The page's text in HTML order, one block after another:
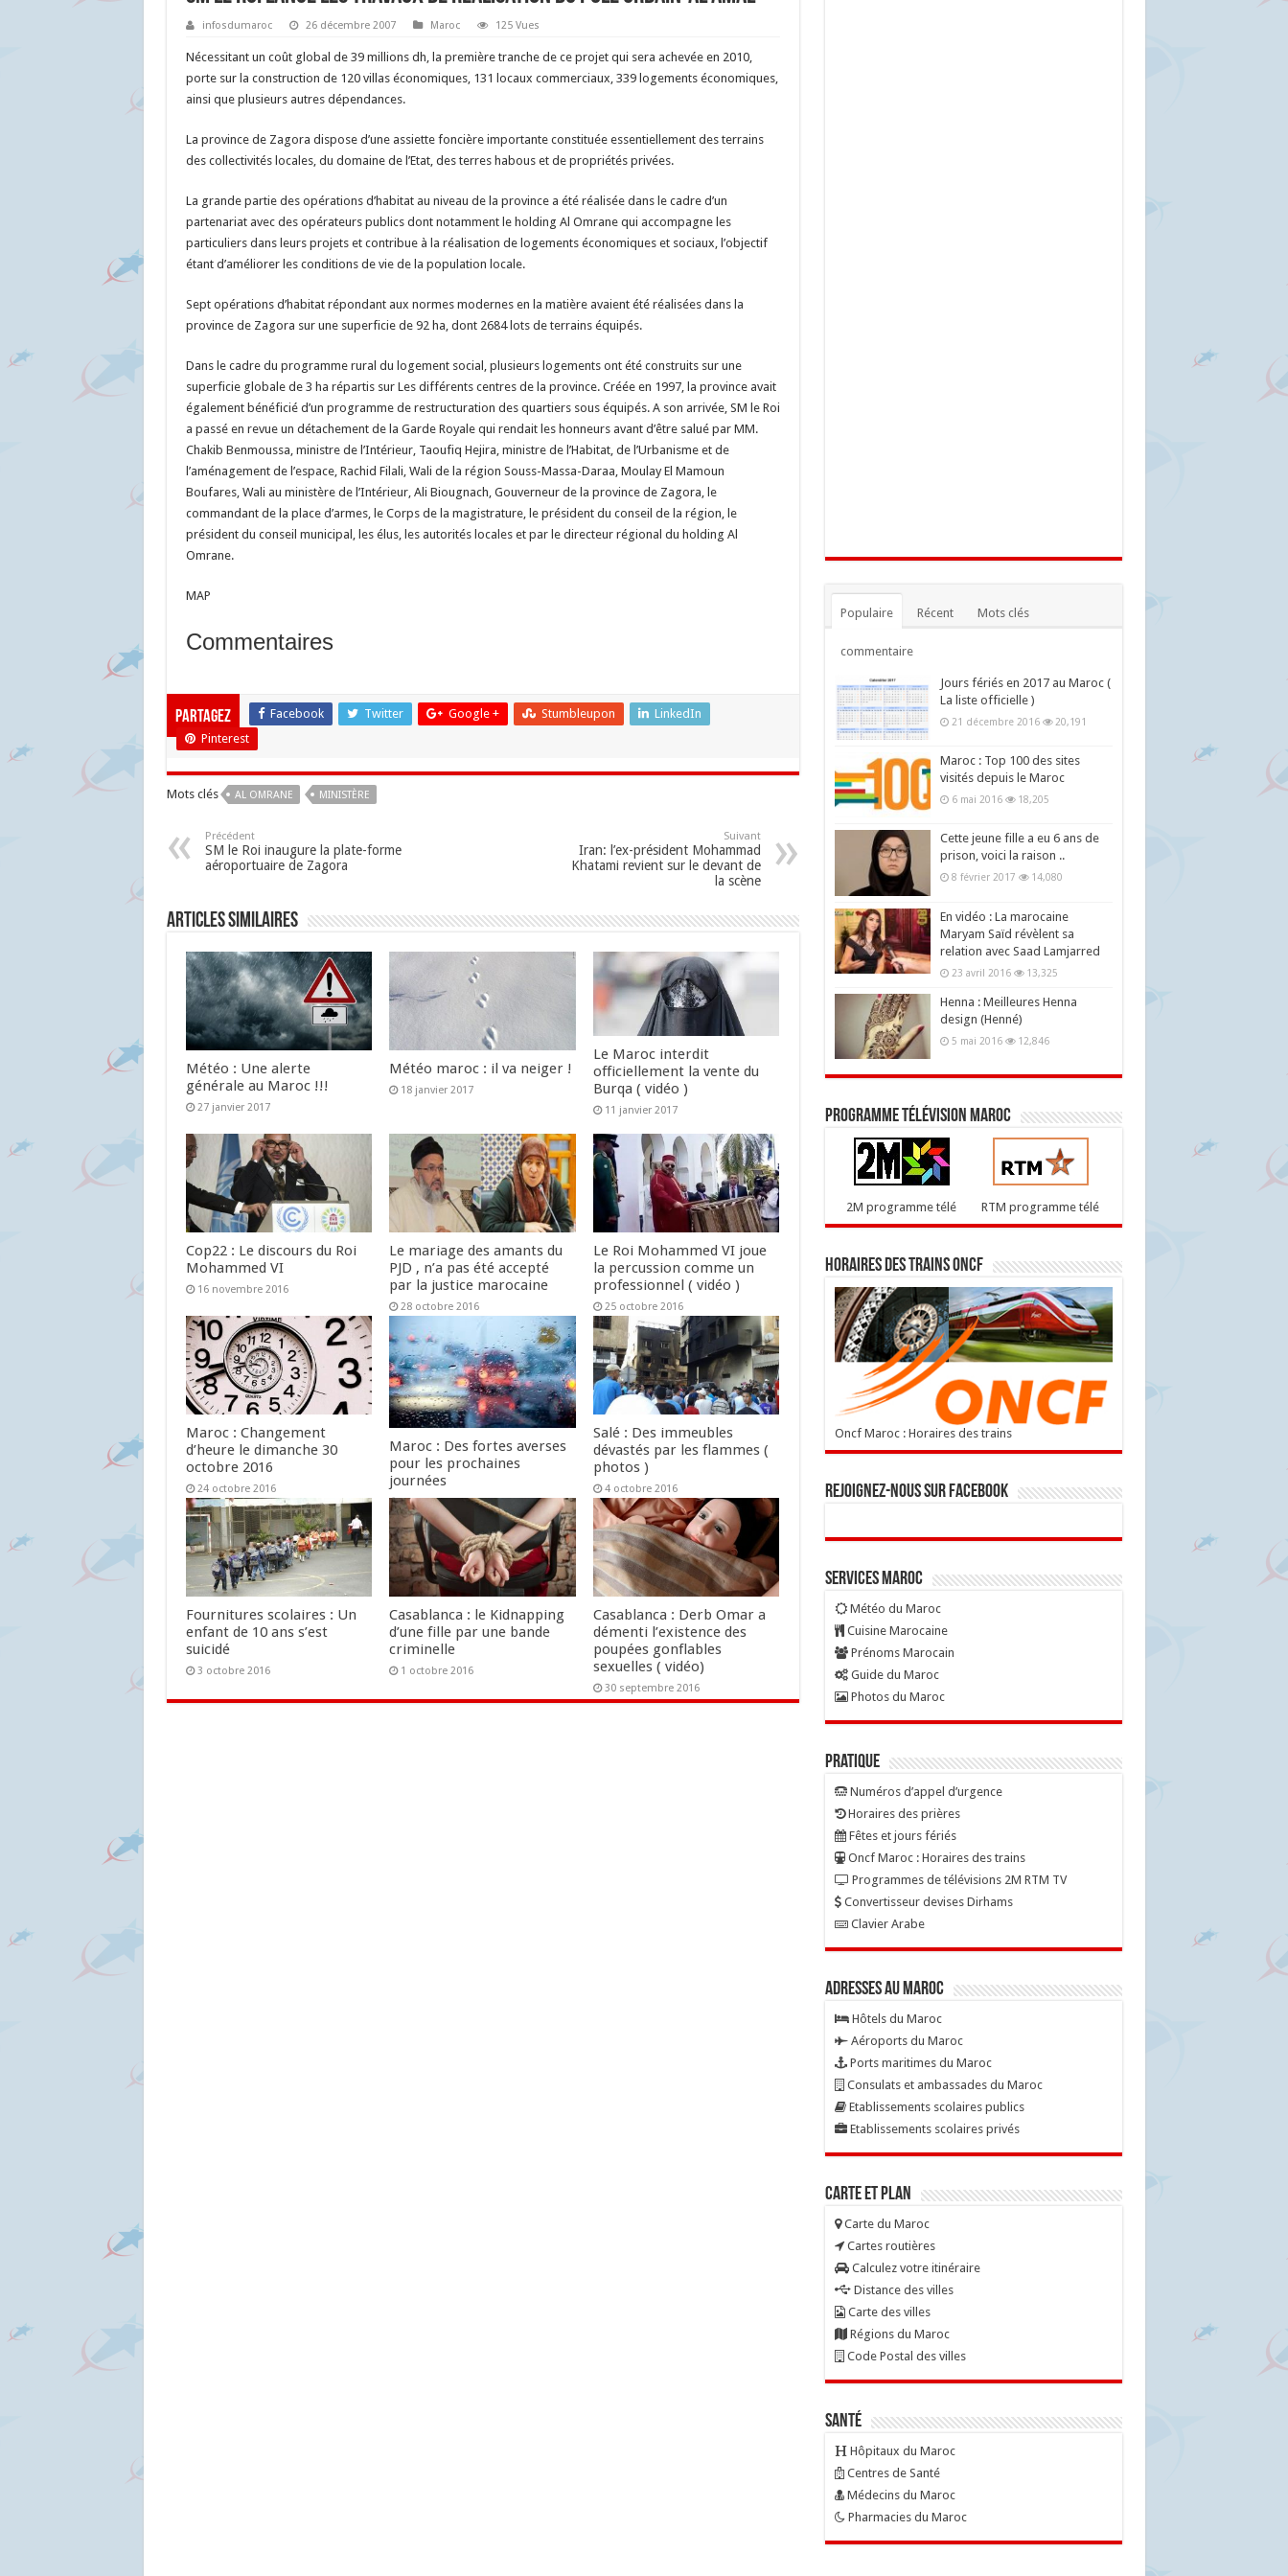
infosdumaroc 26 décembre 2007 Maroc 125 Vues
Nécessitant un coût global de 39 millions dh, la première tranche de ce projet qui sera achevée en 2010,
porte sur la construction de 120 villas économiques, 131 locaux commerciaux, 339 logements économiques,
ainsi que plusieurs autres dépendances.
La province de Zagora dispose d’une assiette foncière importante constituée essentiellement des terrains
des collectivités locales, du domaine de l’Etat, des terres habous et de propriétés privées.
La grande partie des opérations d’habitat au niveau de la province a été réalisée dans le cadre d’un
partenariat avec des opérateurs publics dont notamment le holding Al Omrane qui accompagne les
particuliers dans leurs projets et contribue à la réalisation de logements économiques et sociaux, l’objectif
étant d’améliorer les conditions de vie de la population locale.
Sept opérations d’habitat répondant aux normes modernes en la matière avaient été réalisées dans la
province de Zagora sur une superficie de 92 ha, dont 2684 lots de terrains équipés.
Dans le cadre du programme rural du logement social, plusieurs logements ont été construits sur une
superficie globale de 3 ha répartis sur Les différents centres de la province. Créée en 1997, la province avait
également bénéficié d’un programme de restructuration des quartiers sous équipés. A son arrivée, SM le Roi
a passé en revue un détachement de la Garde Royale qui rendait les honneurs avant d’être salué par MM.
Chakib Benmoussa, ministre de l’Intérieur, Taoufiq Hejira, ministre de l’Habitat, de l’Urbanisme et de
l’aménagement de l’espace, Rachid Filali, Wali de la région Souss-Massa-Daraa, Moulay El Mamoun
Boufares, Wali au ministère de l’Intérieur, Ali Biougnach, Gouverneur de la province de Zagora, le
commandant de la place d’armes, le Corps de la magistrature, le président du conseil de la région, le
président du conseil municipal, les élus, les autorités locales et par le directeur régional du holding Al
Omrane.
MAP
Commentaires
Partagez Facebook Twitter Google + Stumbleupon
LinkedIn
Pinterest
Mots clés AL OMRANE MINISTÈRE
Précédent
SM le Roi inaugure la plate-forme
aéroportuaire de Zagora
Suivant
Iran: l’ex-président Mohammad
Khatami revient sur le devant de
la scène
Articles similaires
Météo : Une alerte
générale au Maroc !!!
27 janvier 2017
Météo maroc : il va neiger !
18 janvier 2017
Le Maroc interdit
officiellement la vente du
Burqa ( vidéo )
11 janvier 2017
Cop22 : Le discours du Roi
Mohammed VI
16 novembre 2016
Le mariage des amants du
PJD , n’a pas été accepté
par la justice marocaine
28 octobre 2016
Le Roi Mohammed VI joue
la percussion comme un
professionnel ( vidéo )
25 octobre 2016
Maroc : Changement
d’heure le dimanche 30
octobre 2016
24 octobre 2016
Maroc : Des fortes averses
pour les prochaines
journées
24 octobre 2016
Salé : Des immeubles
dévastés par les flammes (
photos )
4 octobre 2016
Fournitures scolaires : Un
enfant de 10 ans s’est
suicidé
3 octobre 2016
Casablanca : le Kidnapping
d’une fille par une bande
criminelle
1 octobre 2016
Casablanca : Derb Omar a
démenti l’existence des
poupées gonflables
sexuelles ( vidéo)
30 septembre 2016
Populaire Récent Mots clés
commentaire
Jours fériés en 2017 au Maroc (
La liste officielle )
21 décembre 2016 20,191
Maroc : Top 100 des sites
visités depuis le Maroc
6 mai 2016 18,205
Cette jeune fille a eu 6 ans de
prison, voici la raison ..
8 février 2017 14,080
En vidéo : La marocaine
Maryam Saïd révèlent sa
relation avec Saad Lamjarred
23 avril 2016 13,325
Henna : Meilleures Henna
design (Henné)
5 mai 2016 12,846
Programme télévision maroc
2M programme télé RTM programme télé
Horaires des trains ONCF
Oncf Maroc : Horaires des trains
Rejoignez-nous sur Facebook
Services Maroc
Météo du Maroc
Cuisine Marocaine
Prénoms Marocain
Guide du Maroc
Photos du Maroc
Pratique
Numéros d’appel d’urgence
Horaires des prières
Fêtes et jours fériés
Oncf Maroc : Horaires des trains
Programmes de télévisions 2M RTM TV
Convertisseur devises Dirhams
Clavier Arabe
Adresses au Maroc
Hôtels du Maroc
Aéroports du Maroc
Ports maritimes du Maroc
Consulats et ambassades du Maroc
Etablissements scolaires publics
Etablissements scolaires privés
Carte et Plan
Carte du Maroc
Cartes routières
Calculez votre itinéraire
Distance des villes
Carte des villes
Régions du Maroc
Code Postal des villes
Santé
Hôpitaux du Maroc
Centres de Santé
Médecins du Maroc
Pharmacies du Maroc